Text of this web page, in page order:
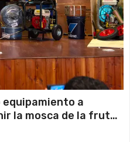
equipamiento a
la mosca de la fruta